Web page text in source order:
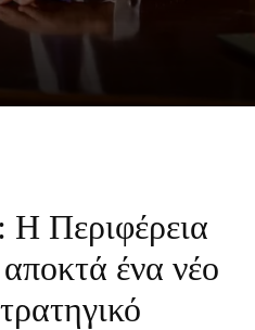
Η Περιφέρεια
ένα νέο